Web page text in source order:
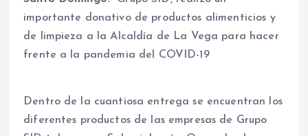
importante donativo de productos alimenticios y
de limpieza a la Alcaldía de La Vega para hacer
frente a la pandemia del COVID-19
Dentro de la cuantiosa entrega se encuentran los
diferentes productos de las empresas de Grupo